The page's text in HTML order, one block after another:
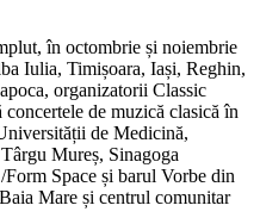
în octombrie și noiembrie
Iulia, Timișoara, Iași, Reghin,
organizatorii Classic
de muzică clasică în
de Medicină,
Mureș, Sinagoga
Space și barul Vorbe din
Mare și centrul comunitar